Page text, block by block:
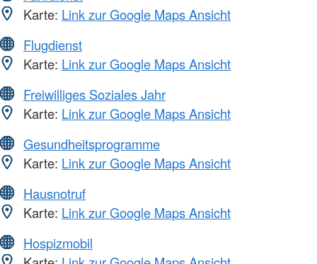
Karte: Link zur Google Maps Ansicht
Flugdienst
Karte: Link zur Google Maps Ansicht
Freiwilliges Soziales Jahr
Karte: Link zur Google Maps Ansicht
Gesundheitsprogramme
Karte: Link zur Google Maps Ansicht
Hausnotruf
Karte: Link zur Google Maps Ansicht
Hospizmobil